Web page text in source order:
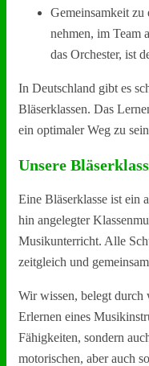
Gemeinsamkeit
nehmen, im Team
das Orchester, ist
In Deutschland gibt es
Bläserklassen. Das
ein optimaler Weg zu
Unsere
Eine Bläserklasse ist ein
hin angelegter
Musikunterricht. Alle
zeitgleich und
Wir wissen, belegt durch
Erlernen eines
Fähigkeiten, sondern
motorischen, aber auch